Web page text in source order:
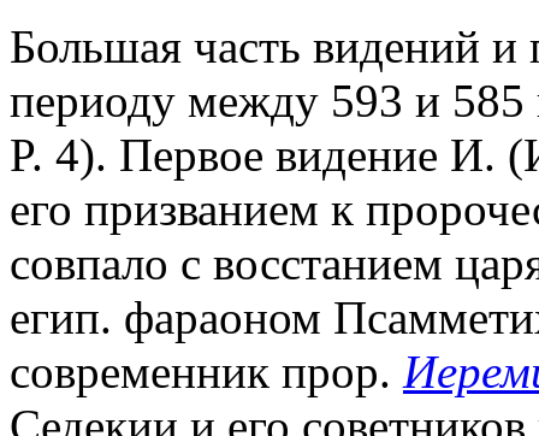
Большая часть видений и
периоду между 593 и 585
P. 4). Первое видение И.
его призванием к
совпало с восстанием
егип. фараоном
современник прор.
Седекии и его